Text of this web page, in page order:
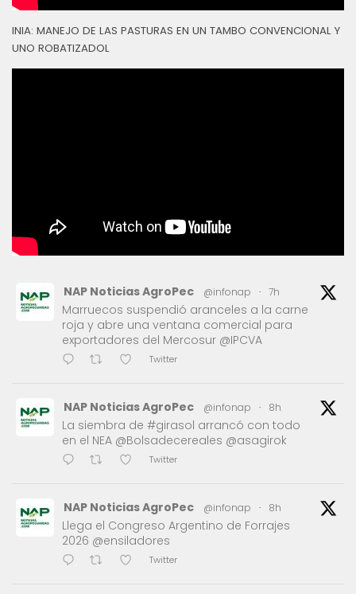
INIA: MANEJO DE LAS PASTURAS EN UN TAMBO CONVENCIONAL Y
UNO ROBATIZADOL
NAP Noticias AgroPec @infonap · 7h
Marruecos suspendió aranceles a la carne
roja y abre una ventana comercial para
exportadores del Mercosur @IPCVA
Twitter
NAP Noticias AgroPec @infonap · 8h
La siembra de #girasol arrancó con todo
en el NEA @Bolsadecereales @asagirok
Twitter
NAP Noticias AgroPec @infonap · 8h
Llega el Congreso Argentino de Forrajes
2026 @ensiladores
Twitter